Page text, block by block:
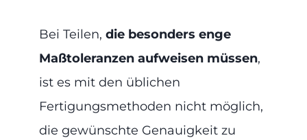
Bei Teilen,die besonders enge
Maßtoleranzen aufweisen müssen,
ist es mit den üblichen
Fertigungsmethoden nicht möglich,
die gewünschte Genauigkeit zu